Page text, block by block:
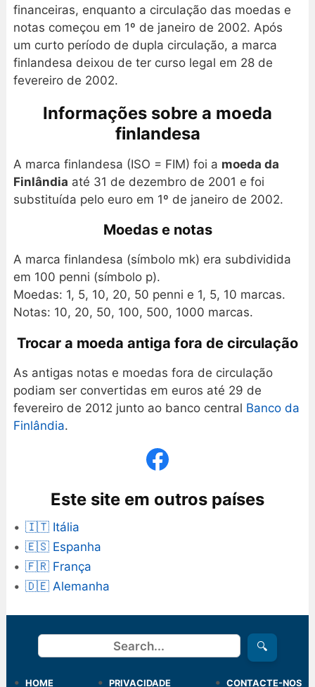
financeiras, enquanto a circulação das moedas e
notas começou em 1º de janeiro de 2002. Após
um curto período de dupla circulação, a marca
finlandesa deixou de ter curso legal em 28 de
fevereiro de 2002.
Informações sobre a moeda
finlandesa
A marca finlandesa (ISO = FIM) foi a moeda da
Finlândia até 31 de dezembro de 2001 e foi
substituída pelo euro em 1º de janeiro de 2002.
Moedas e notas
A marca finlandesa (símbolo mk) era subdividida
em 100 penni (símbolo p).
Moedas: 1, 5, 10, 20, 50 penni e 1, 5, 10 marcas.
Notas: 10, 20, 50, 100, 500, 1000 marcas.
Trocar a moeda antiga fora de circulação
As antigas notas e moedas fora de circulação
podiam ser convertidas em euros até 29 de
fevereiro de 2012 junto ao banco central Banco da
Finlândia.
Este site em outros países
🇮🇹 Itália
🇪🇸 Espanha
🇫🇷 França
🇩🇪 Alemanha
Procurar 🔍
HOME PRIVACIDADE CONTACTE-NOS